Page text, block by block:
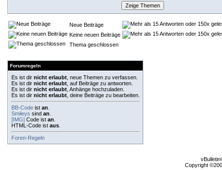
Neue Beiträge
Keine neuen Beiträge
Thema geschlossen
Forumregeln
Es ist dir nicht erlaubt , neue Themen zu verfassen.
Es ist dir nicht erlaubt , auf Beiträge zu antworten.
Es ist dir nicht erlaubt , Anhänge hochzuladen.
Es ist dir nicht erlaubt , deine Beiträge zu bearbeiten.
BB-Code ist an
Smileys sind an
[IMG] Code ist an
HTML-Code ist aus
Foren-Regeln
Copyright